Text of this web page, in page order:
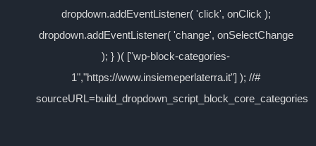
dropdown.addEventListener( 'click', onClick );
dropdown.addEventListener( 'change', onSelectChange
); } )( ["wp-block-categories-
1","https://www.insiemeperlaterra.it"] ); //#
sourceURL=build_dropdown_script_block_core_categories